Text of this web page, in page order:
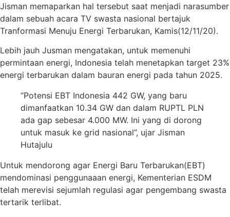
Jisman memaparkan hal tersebut saat menjadi narasumber
dalam sebuah acara TV swasta nasional bertajuk
Tranformasi Menuju Energi Terbarukan, Kamis(12/11/20).
Lebih jauh Jusman mengatakan, untuk memenuhi
permintaan energi, Indonesia telah menetapkan target 23%
energi terbarukan dalam bauran energi pada tahun 2025.
“Potensi EBT Indonesia 442 GW, yang baru
dimanfaatkan 10.34 GW dan dalam RUPTL PLN
ada gap sebesar 4.000 MW. Ini yang di dorong
untuk masuk ke grid nasional”, ujar Jisman
Hutajulu
Untuk mendorong agar Energi Baru Terbarukan(EBT)
mendominasi penggunaaan energi, Kementerian ESDM
telah merevisi sejumlah regulasi agar pengembang swasta
tertarik terlibat.